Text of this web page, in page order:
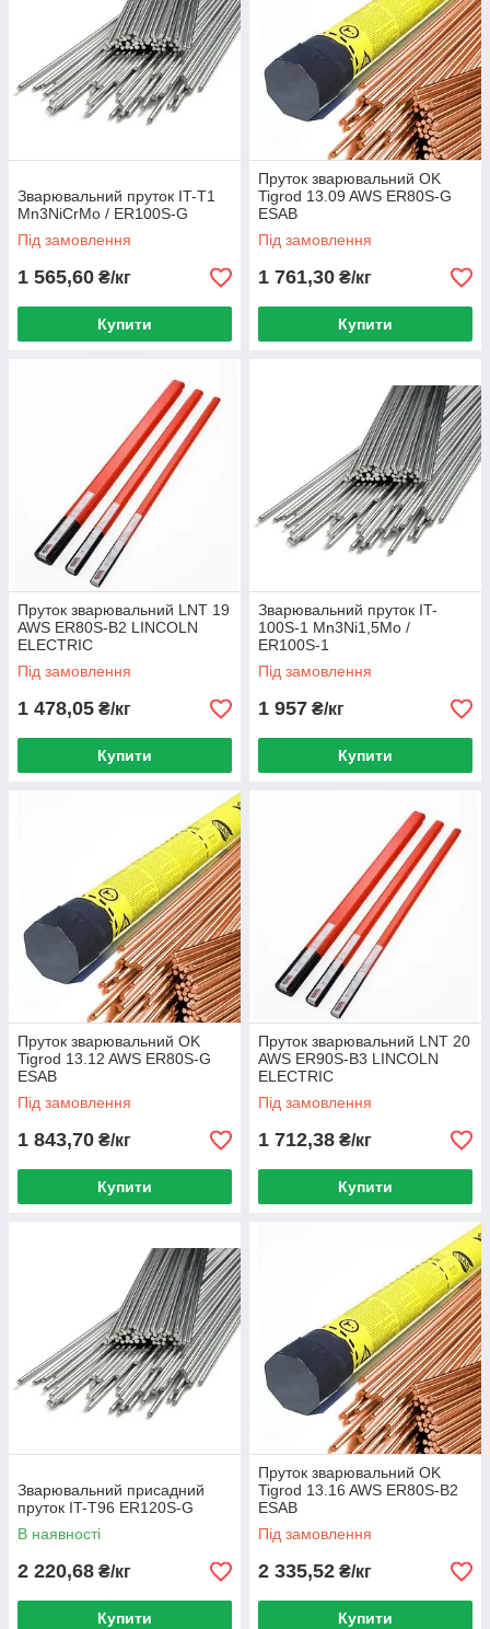
Зварювальний пруток IT-T1
Mn3NiCrMo / ER100S-G
Під замовлення
1 565,60 ₴/кг
Купити
Пруток зварювальний OK
Tigrod 13.09 AWS ER80S-G
ESAB
Під замовлення
1 761,30 ₴/кг
Купити
Пруток зварювальний LNT 19
AWS ER80S-B2 LINCOLN
ELECTRIC
Під замовлення
1 478,05 ₴/кг
Купити
Зварювальний пруток IT-
100S-1 Mn3Ni1,5Mo /
ER100S-1
Під замовлення
1 957 ₴/кг
Купити
Пруток зварювальний OK
Tigrod 13.12 AWS ER80S-G
ESAB
Під замовлення
1 843,70 ₴/кг
Купити
Пруток зварювальний LNT 20
AWS ER90S-B3 LINCOLN
ELECTRIC
Під замовлення
1 712,38 ₴/кг
Купити
Зварювальний присадний
пруток IT-T96 ER120S-G
В наявності
2 220,68 ₴/кг
Купити
Пруток зварювальний OK
Tigrod 13.16 AWS ER80S-B2
ESAB
Під замовлення
2 335,52 ₴/кг
Купити